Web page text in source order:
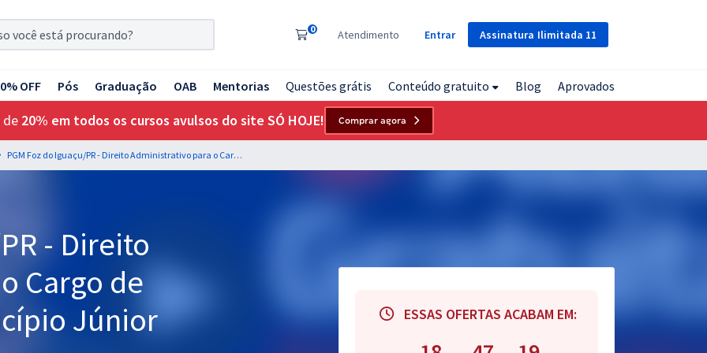
Assinatura Ilimitada 11
0 Atendimento Entrar
OFF Pós Graduação OAB Mentorias Questões grátis Conteúdo gratuito Blog Aprovados
de 20% em todos os cursos avulsos do site SÓ HOJE! Comprar agora
PGM Foz do Iguaçu/PR - Direito Administrativo para o Cargo de Procurador do Município Júnior
- Direito
Cargo de
Júnior
ESSAS OFERTAS ACABAM EM: